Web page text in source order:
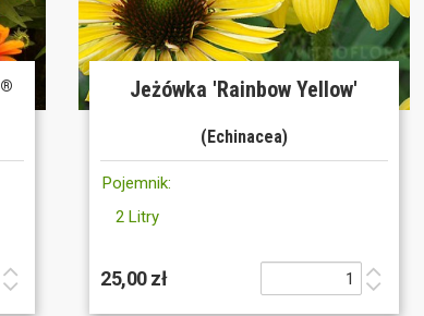
® Jeżówka 'Rainbow Yellow'
(Echinacea)
Pojemnik:
2 Litry
25,00 zł